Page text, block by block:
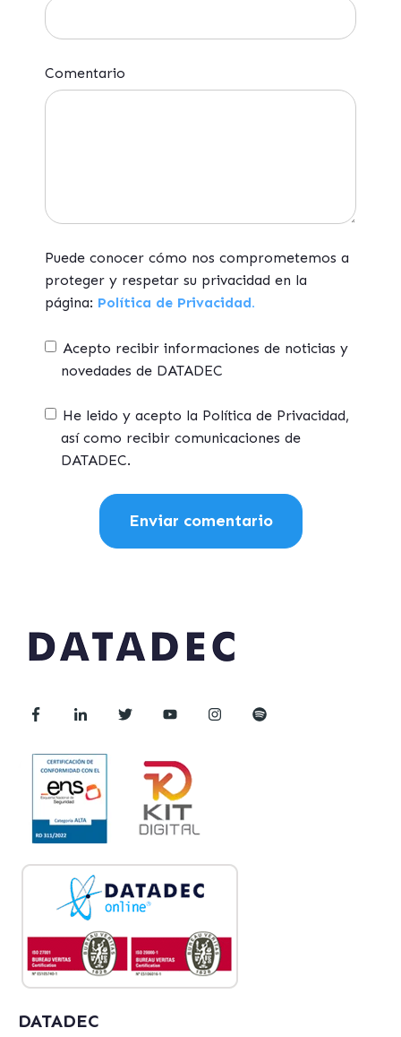
Comentario
Puede conocer cómo nos comprometemos a
proteger y respetar su privacidad en la
página: Política de Privacidad.
Acepto recibir informaciones de noticias y
novedades de DATADEC
He leido y acepto la Política de Privacidad,
así como recibir comunicaciones de
DATADEC.
DATADEC